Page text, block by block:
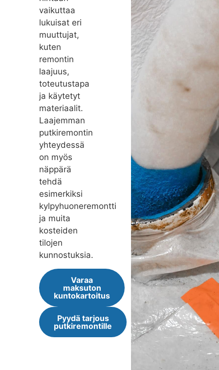
vaikuttaa
lukuisat eri
muuttujat,
kuten
remontin
laajuus,
toteutustapa
ja käytetyt
materiaalit.
Laajemman
putkiremontin
yhteydessä
on myös
näppärä
tehdä
esimerkiksi
kylpyhuoneremontti
ja muita
kosteiden
tilojen
kunnostuksia.
Varaa
maksuton
kuntokartoitus
Pyydä tarjous
putkiremontille